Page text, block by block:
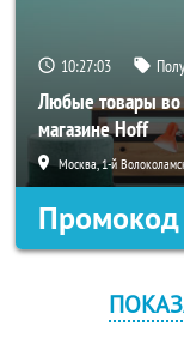
10:27:02
Любые товары во
магазине Hoff
Москва, 1-й
Промокод